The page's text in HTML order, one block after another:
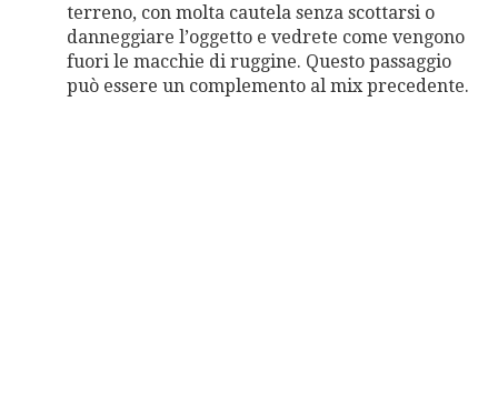
terreno, con molta cautela senza scottarsi o
danneggiare l’oggetto e vedrete come vengono
fuori le macchie di ruggine. Questo passaggio
può essere un complemento al mix precedente.